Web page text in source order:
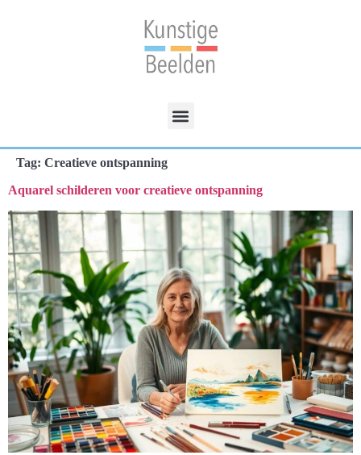
Tag: Creatieve ontspanning
Aquarel schilderen voor creatieve ontspanning